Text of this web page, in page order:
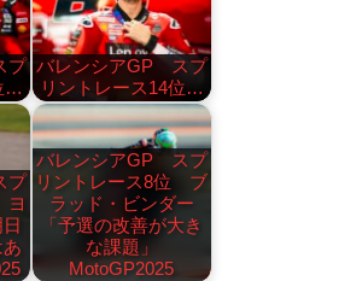
プ
…
バレンシアGP スプ
リントレース14位…
プ
ヨ
バレンシアGP スプ
リントレース8位 ブ
ラッド・ビンダー
「予選の改善が大き
な課題」
MotoGP2025